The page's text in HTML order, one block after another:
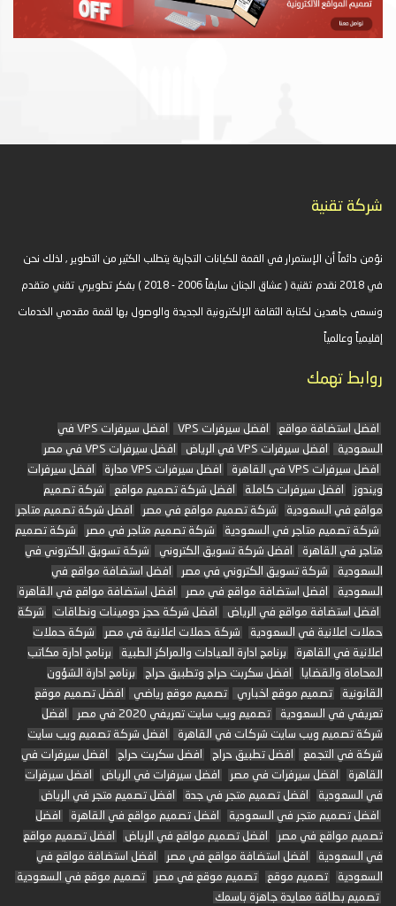
شركة تقنية
نؤمن دائماً أن الإستمرار في القمة للكيانات التجارية يتطلب الكثير من التطوير , لذلك نحن
في 2018 نقدم تقنية ( عشاق الجنان سابقاً 2006 - 2018 ) بفكر تطويري تقني متقدم
ونسعى جاهدين لكتابة الثقافة الإلكترونية الجديدة والوصول بها لقمة مقدمي الخدمات
إقليمياً وعالمياً
روابط تهمك
افضل استضافة مواقع افضل سيرفرات VPS
افضل سيرفرات VPS في
السعودية
افضل سيرفرات VPS في الرياض
افضل سيرفرات VPS في مصر
افضل سيرفرات VPS في القاهرة
افضل سيرفرات VPS مدارة
افضل سيرفرات
ويندوز
افضل سيرفرات كاملة افضل شركة تصميم مواقع
شركة تصميم
مواقع في السعودية
شركة تصميم مواقع في مصر
افضل شركة تصميم متاجر
شركة تصميم متاجر في السعودية
شركة تصميم متاجر في مصر
شركة تصميم
متاجر في القاهرة
افضل شركة تسويق الكتروني
شركة تسويق الكتروني في
السعودية
شركة تسويق الكتروني في مصر
افضل استضافة مواقع في
السعودية
افضل استضافة مواقع في مصر
افضل استضافة مواقع في القاهرة
افضل استضافة مواقع في الرياض
افضل شركة حجز دومينات ونطاقات
شركة
حملات اعلانية في السعودية
شركة حملات اعلانية في مصر
شركة حملات
اعلانية في القاهرة
برنامج ادارة العيادات والمراكز الطبية
برنامج ادارة مكاتب
المحاماة والقضايا
افضل سكربت حراج وتطبيق حراج
برنامج ادارة الشؤون
القانونية
تصميم موقع اخباري تصميم موقع رياضي
افضل تصميم موقع
تعريفي في السعودية
تصميم ويب سايت تعريفي 2020 في مصر
افضل
شركة تصميم ويب سايت شركات في القاهرة
افضل شركة تصميم ويب سايت
شركة في التجمع
افضل تطبيق حراج افضل سكربت حراج
افضل سيرفرات في
القاهرة
افضل سيرفرات في مصر افضل سيرفرات في الرياض
افضل سيرفرات
في السعودية
افضل تصميم متجر في جدة
افضل تصميم متجر في الرياض
افضل تصميم متجر في السعودية
افضل تصميم مواقع في القاهرة
افضل
تصميم مواقع في مصر
افضل تصميم مواقع في الرياض
افضل تصميم مواقع
في السعودية
افضل استضافة مواقع في مصر
افضل استضافة مواقع في
السعودية
تصميم موقع تصميم موقع في مصر
تصميم موقع في السعودية
تصميم بطاقة معايدة جاهزة باسمك